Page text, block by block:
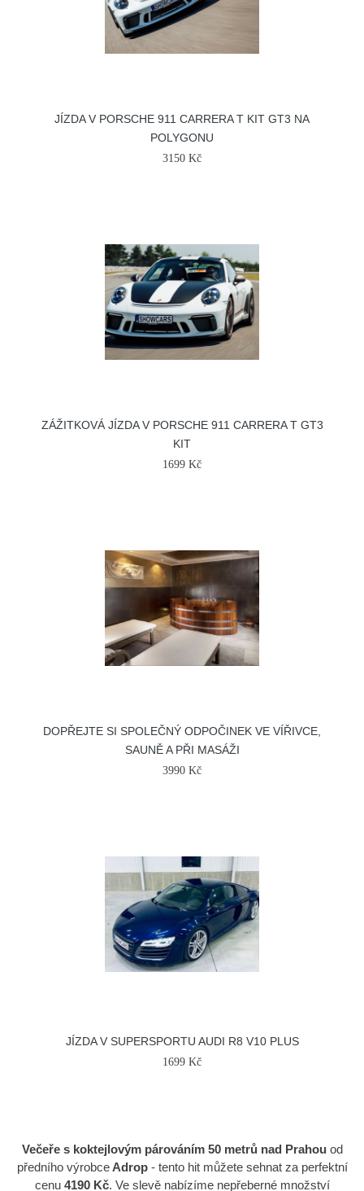
JÍZDA V PORSCHE 911 CARRERA T KIT GT3 NA
POLYGONU
3150 Kč
ZÁŽITKOVÁ JÍZDA V PORSCHE 911 CARRERA T GT3
KIT
1699 Kč
DOPŘEJTE SI SPOLEČNÝ ODPOČINEK VE VÍŘIVCE,
SAUNĚ A PŘI MASÁŽI
3990 Kč
JÍZDA V SUPERSPORTU AUDI R8 V10 PLUS
1699 Kč
Večeře s koktejlovým párováním 50 metrů nad Prahou od
předního výrobceAdrop- tento hit můžete sehnat za perfektní
cenu 4190 Kč. Ve slevě nabízíme nepřeberné množství